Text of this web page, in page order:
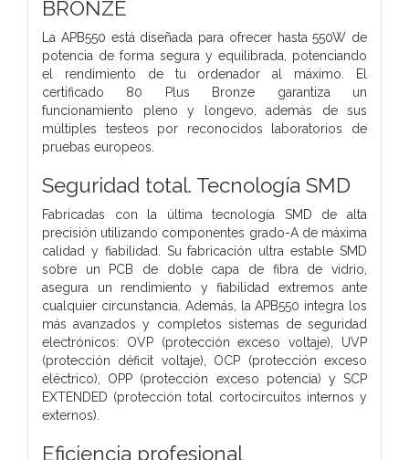
BRONZE
La APB550 está diseñada para ofrecer hasta 550W de
potencia de forma segura y equilibrada, potenciando
el rendimiento de tu ordenador al máximo. El
certificado 80 Plus Bronze garantiza un
funcionamiento pleno y longevo, además de sus
múltiples testeos por reconocidos laboratorios de
pruebas europeos.
Seguridad total. Tecnología SMD
Fabricadas con la última tecnología SMD de alta
precisión utilizando componentes grado-A de máxima
calidad y fiabilidad. Su fabricación ultra estable SMD
sobre un PCB de doble capa de fibra de vidrio,
asegura un rendimiento y fiabilidad extremos ante
cualquier circunstancia. Además, la APB550 integra los
más avanzados y completos sistemas de seguridad
electrónicos: OVP (protección exceso voltaje), UVP
(protección déficit voltaje), OCP (protección exceso
eléctrico), OPP (protección exceso potencia) y SCP
EXTENDED (protección total cortocircuitos internos y
externos).
Eficiencia profesional